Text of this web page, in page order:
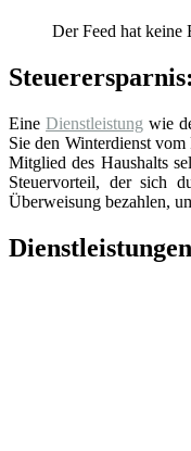
Der Feed hat keine
EineDienstleistung wie
Sie den Winterdienst
Mitglied des Haushalts
Steuervorteil, der sich
Überweisung bezahlen,